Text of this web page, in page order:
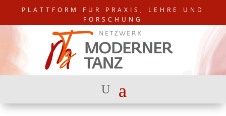
PLATTFORM FÜR PRAXIS, LEHRE UND
FORSCHUNG